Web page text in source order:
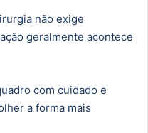
não exige
geralmente acontece
com cuidado e
a forma mais